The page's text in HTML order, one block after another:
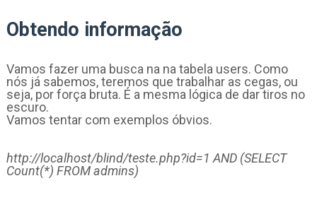
Obtendo informação
Vamos fazer uma busca na na tabela users. Como
nós já sabemos, teremos que trabalhar as cegas, ou
seja, por força bruta. É a mesma lógica de dar tiros no
escuro.
Vamos tentar com exemplos óbvios.
http://localhost/blind/teste.php?id=1 AND (SELECT
Count(*) FROM admins)